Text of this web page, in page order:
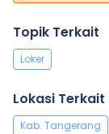
Topik Terkait
Loker
Lokasi Terkait
Kab. Tangerang